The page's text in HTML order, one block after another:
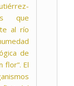
que
al río
de
flor”. El